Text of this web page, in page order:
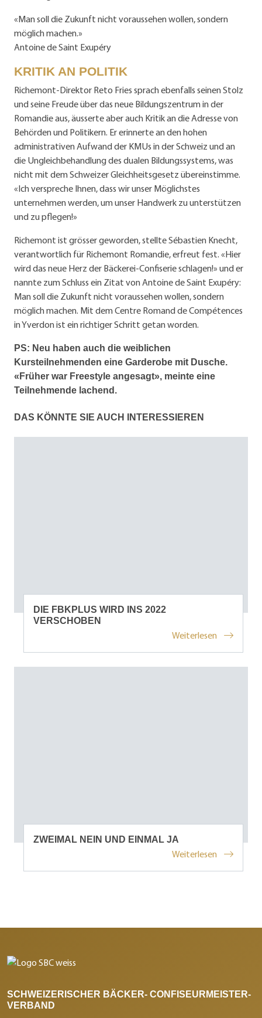
«Man soll die Zukunft nicht voraussehen wollen, sondern
möglich machen.»
Antoine de Saint Exupéry
KRITIK AN POLITIK
Richemont-Direktor Reto Fries sprach ebenfalls seinen Stolz
und seine Freude über das neue Bildungszentrum in der
Romandie aus, äusserte aber auch Kritik an die Adresse von
Behörden und Politikern. Er erinnerte an den hohen
administrativen Aufwand der KMUs in der Schweiz und an
die Ungleichbehandlung des dualen Bildungssystems, was
nicht mit dem Schweizer Gleichheitsgesetz übereinstimme.
«Ich verspreche Ihnen, dass wir unser Möglichstes
unternehmen werden, um unser Handwerk zu unterstützen
und zu pflegen!»
Richemont ist grösser geworden, stellte Sébastien Knecht,
verantwortlich für Richemont Romandie, erfreut fest. «Hier
wird das neue Herz der Bäckerei-Confiserie schlagen!» und er
nannte zum Schluss ein Zitat von Antoine de Saint Exupéry:
Man soll die Zukunft nicht voraussehen wollen, sondern
möglich machen. Mit dem Centre Romand de Compétences
in Yverdon ist ein richtiger Schritt getan worden.
PS: Neu haben auch die weiblichen
Kursteilnehmenden eine Garderobe mit Dusche.
«Früher war Freestyle angesagt», meinte eine
Teilnehmende lachend.
DAS KÖNNTE SIE AUCH INTERESSIEREN
DIE FBKPLUS WIRD INS 2022
VERSCHOBEN
Weiterlesen
ZWEIMAL NEIN UND EINMAL JA
Weiterlesen
SCHWEIZERISCHER BÄCKER- CONFISEURMEISTER-
VERBAND